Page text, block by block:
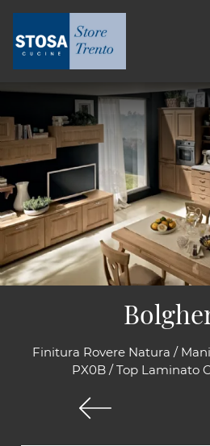
Finitura Rovere Natura /
PX0B / Top Laminato